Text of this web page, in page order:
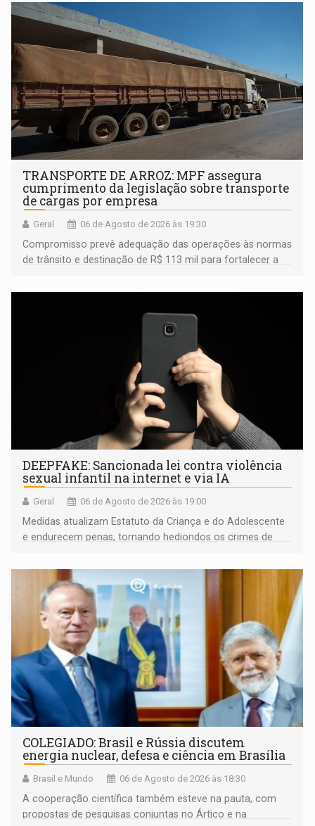
TRANSPORTE DE ARROZ: MPF assegura
cumprimento da legislação sobre transporte
de cargas por empresa
Geral 06 de Agosto de 2026 às 19:30
Compromisso prevê adequação das operações às normas
de trânsito e destinação de R$ 113 mil para fortalecer a
DEEPFAKE: Sancionada lei contra violência
sexual infantil na internet e via IA
Geral 06 de Agosto de 2026 às 19:00
Medidas atualizam Estatuto da Criança e do Adolescente
e endurecem penas, tornando hediondos os crimes de
COLEGIADO: Brasil e Rússia discutem
energia nuclear, defesa e ciência em Brasília
Brasil e Mundo 06 de Agosto de 2026 às 18:30
A cooperação científica também esteve na pauta, com
propostas de pesquisas conjuntas no Ártico e na